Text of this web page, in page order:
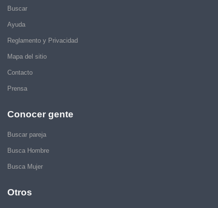
Buscar
Ayuda
Reglamento y Privacidad
Mapa del sitio
Contacto
Prensa
Conocer gente
Buscar pareja
Busca Hombre
Busca Mujer
Otros